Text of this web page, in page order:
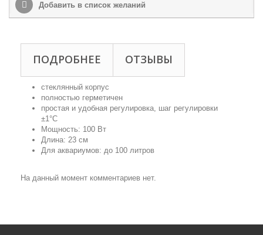
Добавить в список желаний
ПОДРОБНЕЕ ОТЗЫВЫ
стеклянный корпус
полностью герметичен
простая и удобная регулировка, шаг регулировки
±1°C
Мощность: 100 Вт
Длина: 23 см
Для аквариумов: до 100 литров
На данный момент комментариев нет.